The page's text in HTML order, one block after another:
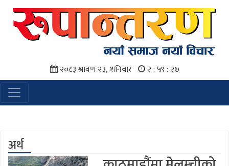
२०८३ श्रावण २३, शनिबार २ : ५९ : २७
अर्थ